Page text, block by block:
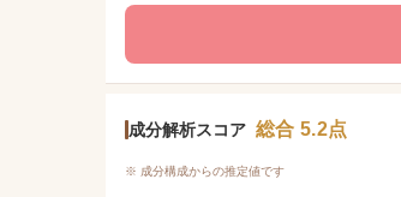
成分解析スコア 総合 5.2点
※ 成分構成からの推定値です